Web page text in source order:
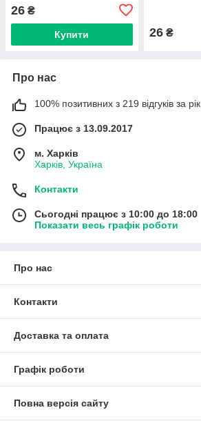
26 ₴
Купити 26₴
Про нас
100% позитивних з 219 відгуків за рік
Працює з 13.09.2017
м. Харків
Харків, Україна
Контакти
Сьогодні працює з 10:00 до 18:00
Показати весь графік роботи
Про нас
Контакти
Доставка та оплата
Графік роботи
Повна версія сайту